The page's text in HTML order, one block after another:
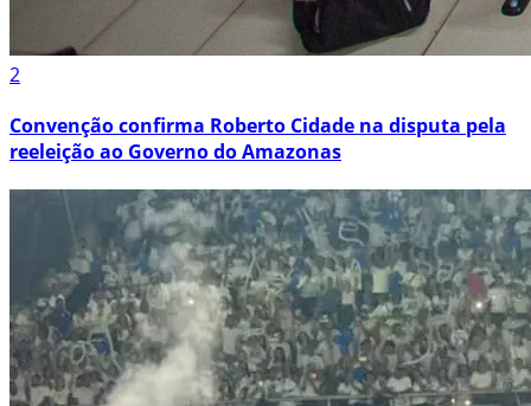
2
Convenção confirma Roberto Cidade na disputa pela
reeleição ao Governo do Amazonas